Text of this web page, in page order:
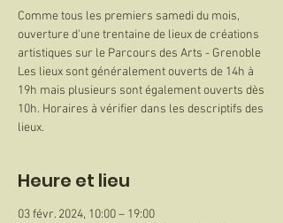
Comme tous les premiers samedi du mois,
ouverture d'une trentaine de lieux de créations
artistiques sur le Parcours des Arts - Grenoble
Les lieux sont généralement ouverts de 14h à
19h mais plusieurs sont également ouverts dès
10h. Horaires à vérifier dans les descriptifs des
lieux.
Heure et lieu
03 févr. 2024, 10:00 – 19:00